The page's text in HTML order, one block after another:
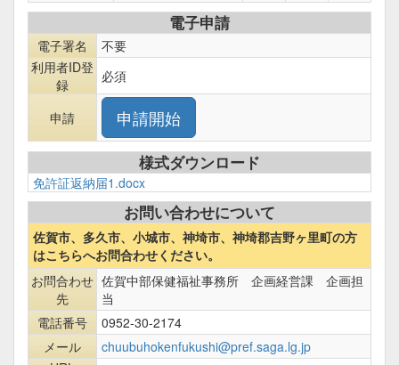
電子申請
電子署名
不要
利用者ID登
録
必須
申請
様式ダウンロード
免許証返納届1.docx
お問い合わせについて
佐賀市、多久市、小城市、神埼市、神埼郡吉野ヶ里町の方
はこちらへお問合わせください。
お問合わせ
先
佐賀中部保健福祉事務所 企画経営課 企画担
当
電話番号
0952-30-2174
メール
chuubuhokenfukushi@pref.saga.lg.jp